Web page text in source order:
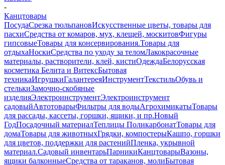
-
Канцтовары
ПосудаСрезка тюльпановИскусственные цветы, товары для
пасхиСредства от комаров, мух, клещей, москитовФигуры
гипсовыеТовары для консервирования.Товары для
отдыхаНоскиСредства по уходу за теломЛакокрасочные
материалы, растворители, клей, кистиОдеждаБелорусская
косметика Белита и ВитексБытовая
техникаИгрушкиГалантереяИнструментТекстильОбувь и
стелькиЗамочно-скобяные
изделияЭлектроинструментЭлектроинструмент
садовыйАвтотоварыФильтры для водыАгрохимикатыТовары
для рассады, кассеты, горшки, ящики, и пр.Новый
ГодПосадочный материалТеплицы ПоликарбонатТовары для
домаТовары для животныхГрядки, компостерыКашпо, горшки
для цветов, поддержки для растенийПленка, укрывной
материал.Садовый инвентарьПарникиКанцтоварыВазоны,
ящики балконныеСредства от тараканов, молиБытовая